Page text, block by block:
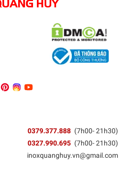
51 Tổ 3- Ấp Đồng- Phước Tân-
0379.377.888 (7h00- 21h30)
0327.990.695 (7h00- 21h30)
inoxquanghuy.vn@gmail.com